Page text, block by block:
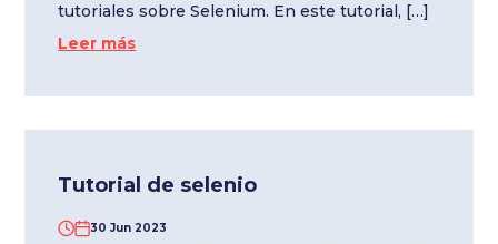
tutoriales sobre Selenium. En este tutorial, […]
Leer más
Tutorial de selenio
30 Jun 2023